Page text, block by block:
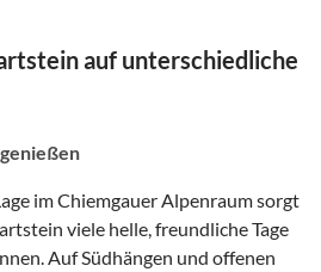
auf unterschiedliche
im Chiemgauer Alpenraum sorgt
viele helle, freundliche Tage
Auf Südhängen und offenen